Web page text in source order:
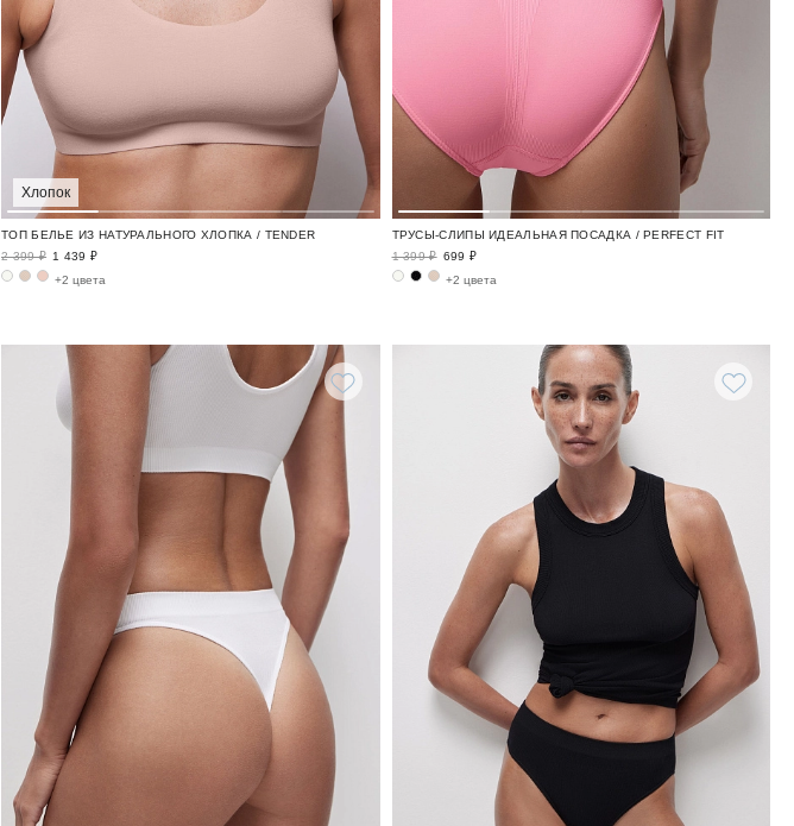
Хлопок
ТОП БЕЛЬЕ ИЗ НАТУРАЛЬНОГО ХЛОПКА / TENDER
2 399 ₽ 1 439 ₽
+2 цвета
ТРУСЫ-СЛИПЫ ИДЕАЛЬНАЯ ПОСАДКА / PERFECT FIT
1 399 ₽ 699 ₽
+2 цвета